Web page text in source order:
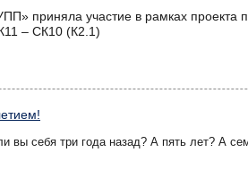
приняла участие в рамках
– СК10 (К2.1)
вы себя три года назад? А пять лет? А